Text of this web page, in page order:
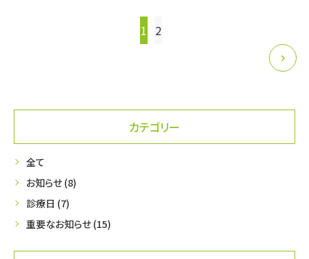
送
り
1 2
カテゴリー
全て
お知らせ (8)
診療日 (7)
重要なお知らせ (15)